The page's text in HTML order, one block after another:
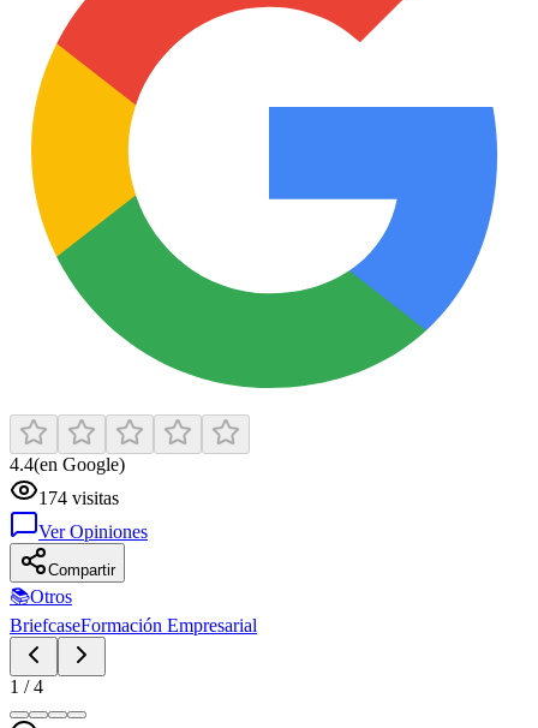
4.4(en Google)
174 visitas
Ver Opiniones
Compartir
📚Otros
BriefcaseFormación Empresarial
1 /4